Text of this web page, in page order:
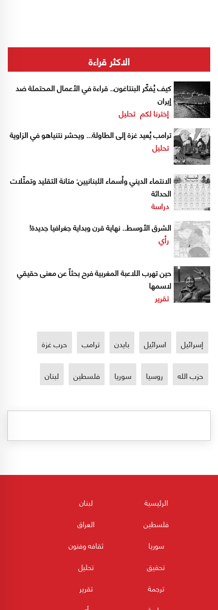
الاكثر قراءة
كيف يُفكّر البنتاغون.. قراءة في الأعمال المحتملة ضد
إيران
إخترنا لكم تحليل
ترامب يُعيد غزة إلى الطاولة... ويحشر نتنياهو في الزاوية
تحليل
الانتماء الديني وأسماء اللبنانيين: متانة التقليد وتمثّلات
الحداثة
دراسة
الشرق الأوسط.. نهاية قرن وبداية جغرافيا جديدة!
رأي
حين تهرب اللاعبة المغربية فرح بحثاً عن معنى حقيقي
لاسمها
تقرير
إسرائيل اسرائيل بايدن ترامب حرب غزة
حزب الله روسيا سوريا فلسطين لبنان
الرئيسية
لبنان
فلسطين
العراق
سوريا
ثقافه وفنون
تحقيق
تحليل
ترجمة
تقرير